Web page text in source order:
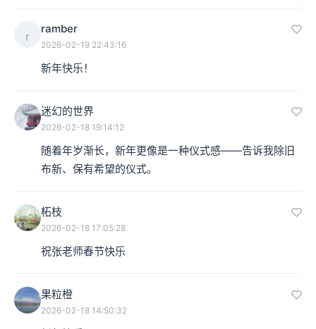
r
ramber
2026-02-19 22:43:16
新年快乐！
迷幻的世界
2026-02-18 19:14:12
随着年岁渐长，新年更像是一种仪式感——告诉我除旧
布新、保有希望的仪式。
柘枝
2026-02-18 17:05:28
祝张老师春节快乐
果粒橙
2026-02-18 14:50:32